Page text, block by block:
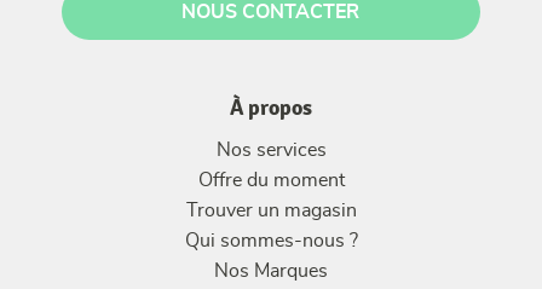
NOUS CONTACTER
À propos
Nos services
Offre du moment
Trouver un magasin
Qui sommes-nous ?
Nos Marques